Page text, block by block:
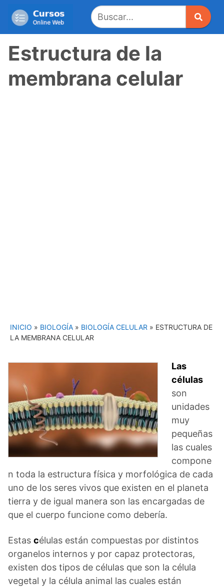
Estructura de la
membrana celular
INICIO » BIOLOGÍA » BIOLOGÍA CELULAR » ESTRUCTURA DE
LA MEMBRANA CELULAR
Las
células
son
unidades
muy
pequeñas
las cuales
compone
n toda la estructura física y morfológica de cada
uno de los seres vivos que existen en el planeta
tierra y de igual manera son las encargadas de
que el cuerpo funcione como debería.
Estas células están compuestas por distintos
organelos internos y por capaz protectoras,
existen dos tipos de células que son la célula
vegetal y la célula animal las cuales están